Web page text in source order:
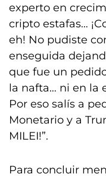
experto en
cripto estafas…
eh! No pudiste
enseguida
que fue un
la nafta… ni en la
Por eso salís a
Monetario y a
MILEI!”.
Para concluir